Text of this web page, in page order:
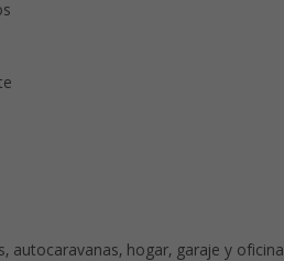
autocaravanas, hogar, garaje y oficina